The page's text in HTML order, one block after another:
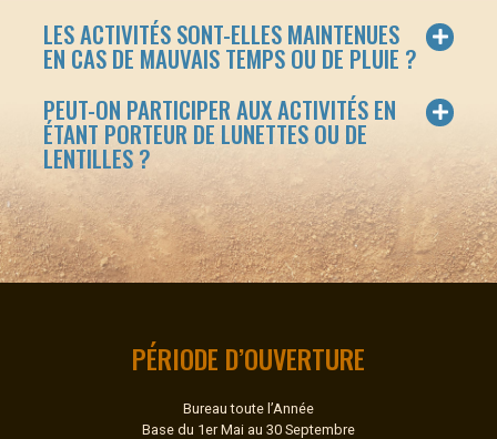
LES ACTIVITÉS SONT-ELLES MAINTENUES
EN CAS DE MAUVAIS TEMPS OU DE PLUIE ?
PEUT-ON PARTICIPER AUX ACTIVITÉS EN
ÉTANT PORTEUR DE LUNETTES OU DE
LENTILLES ?
PÉRIODE D’OUVERTURE
Bureau toute l’Année
Base du 1er Mai au 30 Septembre